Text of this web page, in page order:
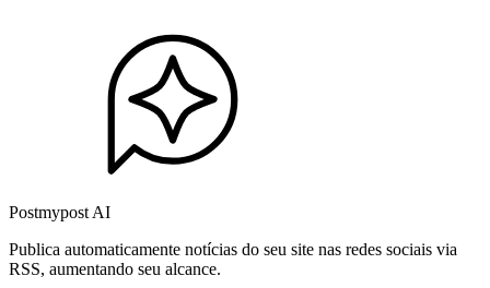
Postmypost AI
Publica automaticamente notícias do seu site nas redes sociais via
RSS, aumentando seu alcance.